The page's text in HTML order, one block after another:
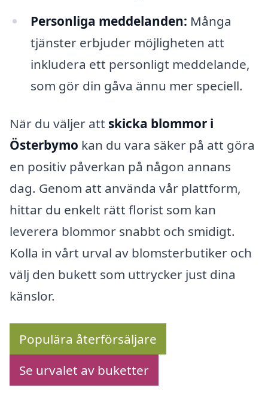
Personliga meddelanden: Många
tjänster erbjuder möjligheten att
inkludera ett personligt meddelande,
som gör din gåva ännu mer speciell.
När du väljer att skicka blommor i
Österbymo kan du vara säker på att göra
en positiv påverkan på någon annans
dag. Genom att använda vår plattform,
hittar du enkelt rätt florist som kan
leverera blommor snabbt och smidigt.
Kolla in vårt urval av blomsterbutiker och
välj den bukett som uttrycker just dina
känslor.
Populära återförsäljare
Se urvalet av buketter